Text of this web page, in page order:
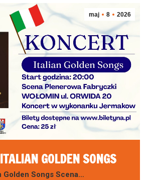
maj 8 2026
GOLDEN SONGS
Golden Songs Scena…